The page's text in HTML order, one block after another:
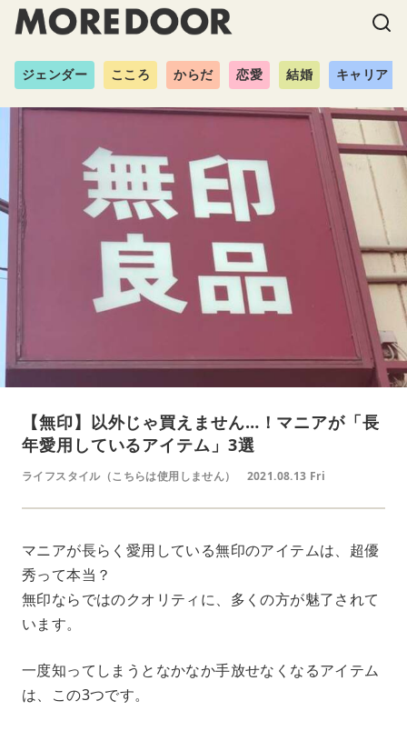
ジェンダー こころ からだ 恋愛 結婚 キャリア
【無印】以外じゃ買えません…！マニアが「長
年愛用しているアイテム」3選
ライフスタイル（こちらは使用しません） 2021.08.13 Fri
マニアが長らく愛用している無印のアイテムは、超優
秀って本当？
無印ならではのクオリティに、多くの方が魅了されて
います。
一度知ってしまうとなかなか手放せなくなるアイテム
は、この3つです。